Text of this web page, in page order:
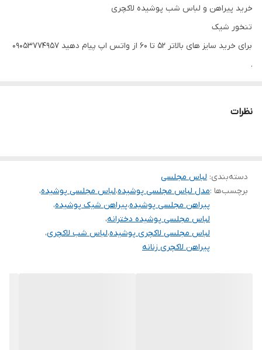
خرید پیراهن و لباس شب پوشیده لاکچری
تنخور شیک
برای خرید سایز های بالاتر ۵۲ تا ۶۰ از واتس اپ پیام دهید ۰۹۰۵۳۷۷۴۹۵۷
.
دوستان عزیز در هنگام انتخاب مدل دقت کنید مشخصات لباس ها زیر
نظرات
دسته‌بندی: لباس مجلسی
برچسب‌ها :مدل لباس مجلسی پوشیده،لباس مجلسی پوشیده،
پیراهن مجلسی پوشیده،پیراهن شیک پوشیده،
لباس مجلسی پوشیده دخترانه،
لباس مجلسی لاکچری پوشیده،لباس شب لاکچری،
پیراهن لاکچری زنانه